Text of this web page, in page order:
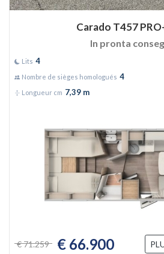
Carado T457
In pronta
Lits 4
Nombre de sièges homologués 4
Longueur cm 7,39 m
€ 71.259 € 66.900